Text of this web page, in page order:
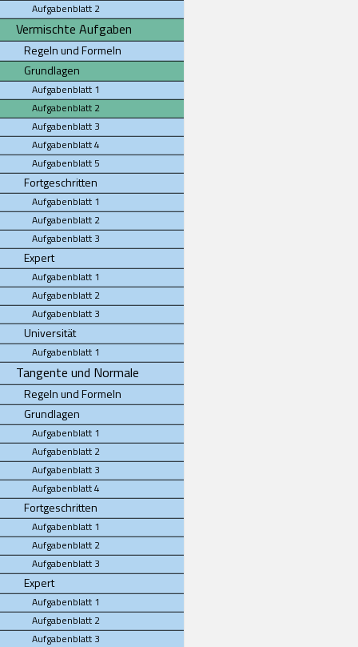
Aufgabenblatt 2
Vermischte Aufgaben
Regeln und Formeln
Grundlagen
Aufgabenblatt 1
Aufgabenblatt 2
Aufgabenblatt 3
Aufgabenblatt 4
Aufgabenblatt 5
Fortgeschritten
Aufgabenblatt 1
Aufgabenblatt 2
Aufgabenblatt 3
Expert
Aufgabenblatt 1
Aufgabenblatt 2
Aufgabenblatt 3
Universität
Aufgabenblatt 1
Tangente und Normale
Regeln und Formeln
Grundlagen
Aufgabenblatt 1
Aufgabenblatt 2
Aufgabenblatt 3
Aufgabenblatt 4
Fortgeschritten
Aufgabenblatt 1
Aufgabenblatt 2
Aufgabenblatt 3
Expert
Aufgabenblatt 1
Aufgabenblatt 2
Aufgabenblatt 3